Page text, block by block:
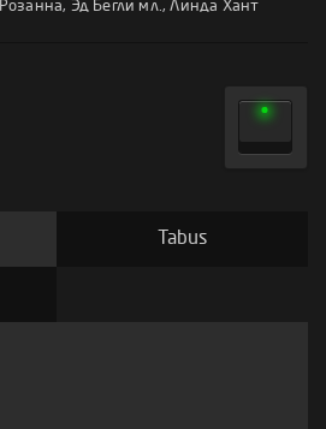
Розанна, Эд Бегли мл.,Линда Хант
Tabus